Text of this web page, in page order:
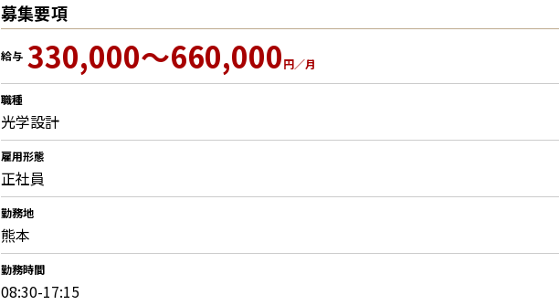
募集要項
給与 330,000～660,000円／月
職種
光学設計
雇用形態
正社員
勤務地
熊本
勤務時間
08:30-17:15